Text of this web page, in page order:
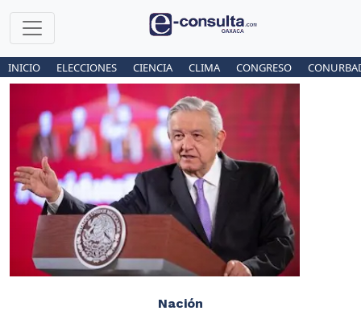
INICIO ELECCIONES CIENCIA CLIMA CONGRESO
Nación